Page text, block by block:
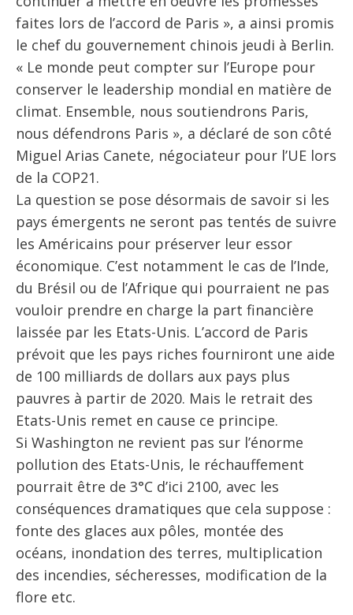
faites lors de l’accord de Paris », a ainsi promis
le chef du gouvernement chinois jeudi à Berlin.
« Le monde peut compter sur l’Europe pour
conserver le leadership mondial en matière de
climat. Ensemble, nous soutiendrons Paris,
nous défendrons Paris », a déclaré de son côté
Miguel Arias Canete, négociateur pour l’UE lors
de la COP21.
La question se pose désormais de savoir si les
pays émergents ne seront pas tentés de suivre
les Américains pour préserver leur essor
économique. C’est notamment le cas de l’Inde,
du Brésil ou de l’Afrique qui pourraient ne pas
vouloir prendre en charge la part financière
laissée par les Etats-Unis. L’accord de Paris
prévoit que les pays riches fourniront une aide
de 100 milliards de dollars aux pays plus
pauvres à partir de 2020. Mais le retrait des
Etats-Unis remet en cause ce principe.
Si Washington ne revient pas sur l’énorme
pollution des Etats-Unis, le réchauffement
pourrait être de 3°C d’ici 2100, avec les
conséquences dramatiques que cela suppose :
fonte des glaces aux pôles, montée des
océans, inondation des terres, multiplication
des incendies, sécheresses, modification de la
flore etc.